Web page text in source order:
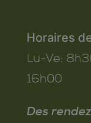
Horaires
Lu-Ve:
16h00
Des